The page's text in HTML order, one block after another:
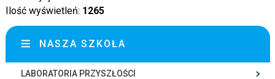
Ilość wyświetleń: 1265
NASZA SZKOŁA
LABORATORIA PRZYSZŁOŚCI